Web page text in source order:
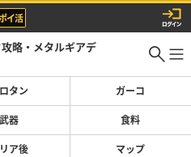
略・メタルギアデ
タン ガーコ
武器 食料
ア後 マップ